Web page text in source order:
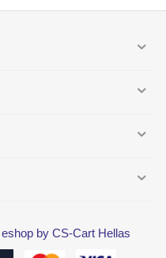
eshop by CS-Cart Hellas